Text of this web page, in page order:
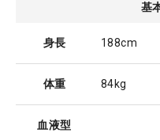
基
身長 188cm
体重 84kg
血液型